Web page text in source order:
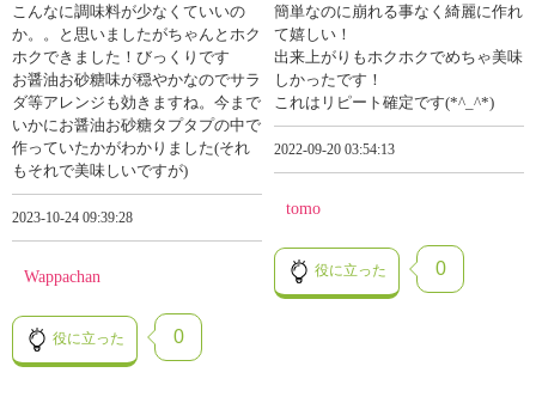
こんなに調味料が少なくていいの
か。。と思いましたがちゃんとホク
ホクできました！びっくりです
お醤油お砂糖味が穏やかなのでサラ
ダ等アレンジも効きますね。今まで
いかにお醤油お砂糖タプタプの中で
作っていたかがわかりました(それ
もそれで美味しいですが)
2023-10-24 09:39:28
Wappachan
役に立った 0
簡単なのに崩れる事なく綺麗に作れ
て嬉しい！
出来上がりもホクホクでめちゃ美味
しかったです！
これはリピート確定です(*^_^*)
2022-09-20 03:54:13
tomo
役に立った 0